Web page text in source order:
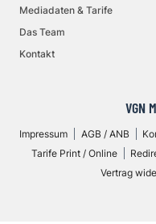
Mediadaten & Tarife
Das Team
Kontakt
VGN
Impressum AGB / ANB
Tarife Print / Online
Vertrag